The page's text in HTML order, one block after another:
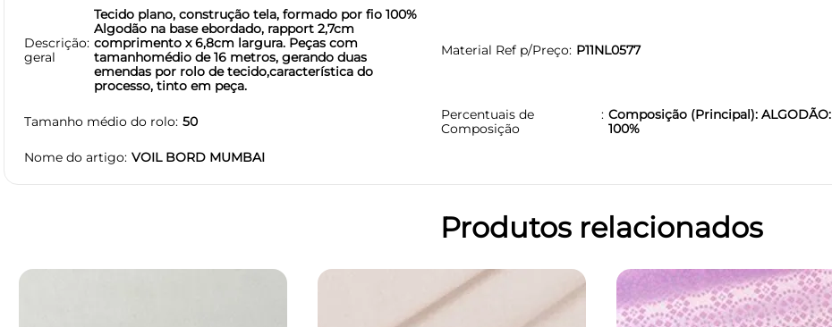
Descrição
geral
Tecido plano, construção tela, formado por fio 100%
Algodão na base ebordado, rapport 2,7cm
comprimento x 6,8cm largura. Peças com
tamanhomédio de 16 metros, gerando duas
emendas por rolo de tecido,característica do
processo, tinto em peça.
Material Ref p/Preço P11NL0577
Tamanho médio do rolo 50
Percentuais de
Composição
Composição (Principal): ALGODÃO:
100%
Nome do artigo VOIL BORD MUMBAI
Produtos relacionados